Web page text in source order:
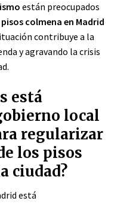
están preocupados
colmena en Madrid
contribuye a la
y agravando la crisis
está
local
regularizar
los pisos
ciudad?
está